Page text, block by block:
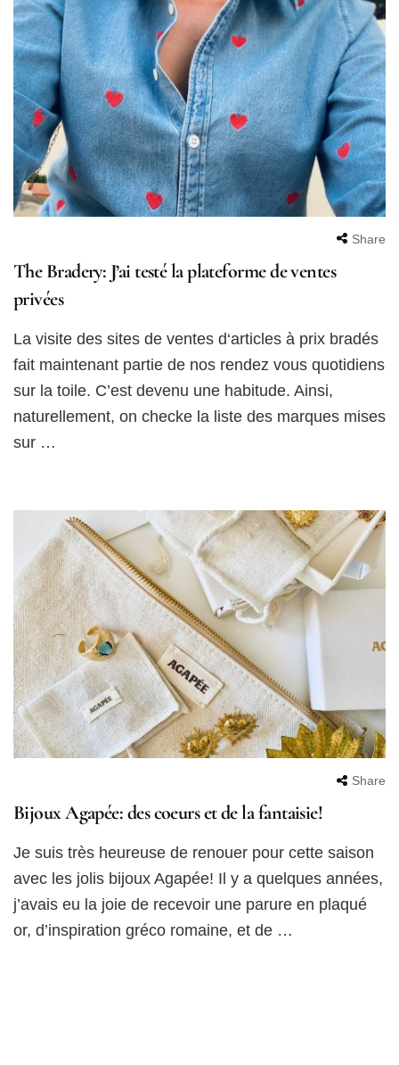
Share
The Bradery: J’ai testé la plateforme de ventes
privées
La visite des sites de ventes d‘articles à prix bradés
fait maintenant partie de nos rendez vous quotidiens
sur la toile. C’est devenu une habitude. Ainsi,
naturellement, on checke la liste des marques mises
sur …
Share
Bijoux Agapée: des coeurs et de la fantaisie!
Je suis très heureuse de renouer pour cette saison
avec les jolis bijoux Agapée! Il y a quelques années,
j’avais eu la joie de recevoir une parure en plaqué
or, d’inspiration gréco romaine, et de …